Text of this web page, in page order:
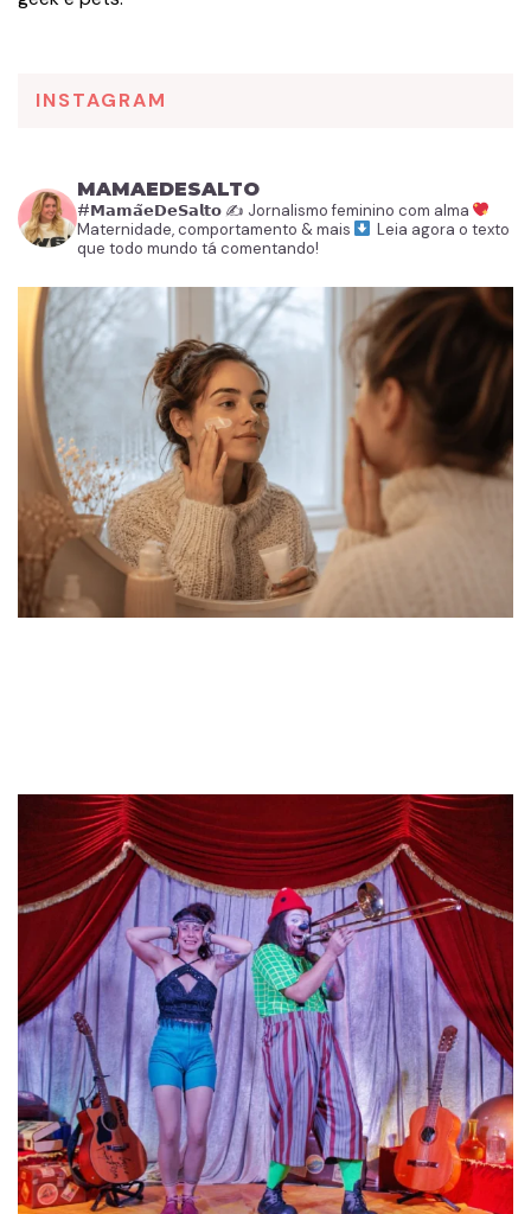
INSTAGRAM
MAMAEDESALTO
#𝗠𝗮𝗺𝗮̃𝗲𝗗𝗲𝗦𝗮𝗹𝘁𝗼 ✍️ Jornalismo feminino com alma
Maternidade, comportamento & mais
Leia agora o texto
que todo mundo tá comentando!